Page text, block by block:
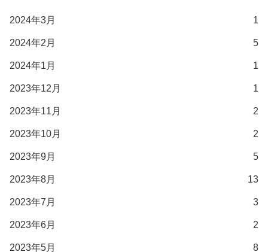
2024年3月 1
2024年2月 5
2024年1月 1
2023年12月 1
2023年11月 2
2023年10月 2
2023年9月 5
2023年8月 13
2023年7月 3
2023年6月 2
2023年5月 8